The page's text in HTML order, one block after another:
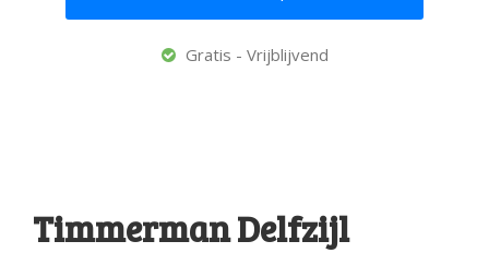
Gratis - Vrijblijvend
Timmerman Delfzijl